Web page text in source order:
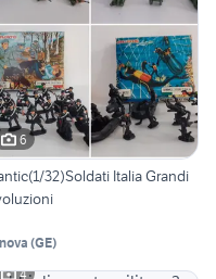
6
32)Soldati Italia Grandi
(GE)
4